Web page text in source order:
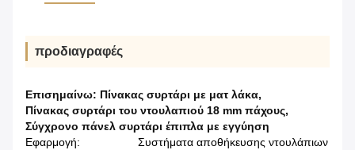
προδιαγραφές
Επισημαίνω: Πίνακας συρτάρι με ματ λάκα,
Πίνακας συρτάρι του ντουλαπιού 18 mm πάχους,
Σύγχρονο πάνελ συρτάρι έπιπλα με εγγύηση
Εφαρμογή:
Συστήματα αποθήκευσης ντουλάπιων